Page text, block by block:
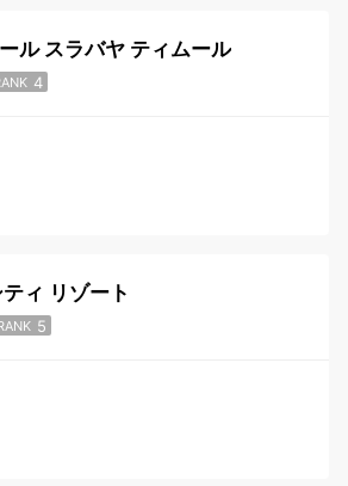
ル スラバヤ ティムール
4
ィ リゾート
5